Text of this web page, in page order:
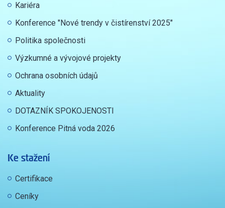
Kariéra
Konference "Nové trendy v čistírenství 2025"
Politika společnosti
Výzkumné a vývojové projekty
Ochrana osobních údajů
Aktuality
DOTAZNÍK SPOKOJENOSTI
Konference Pitná voda 2026
Ke stažení
Certifikace
Ceníky